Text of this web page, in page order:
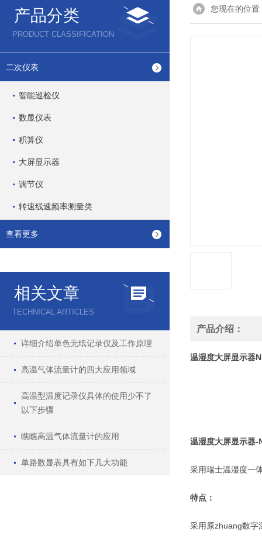
产品分类
PRODUCT CLASSIFICATION
二次仪表
智能巡检仪
数显仪表
积算仪
大屏显示器
调节仪
转速线速频率测量类
查看更多
相关文章
TECHNICAL ARTICLES
详细介绍单色无纸记录仪及工作原理
高温气体流量计的四大应用领域
高温型温度记录仪具体的使用少不了
以下步骤
瞧瞧高温气体流量计的应用
单路数显表具有如下几大功能
您现在的位置
产品介绍：
温湿度大屏显示器
温湿度大屏显示器-
采用瑞士温湿度一
特点：
采用原zhuang数字